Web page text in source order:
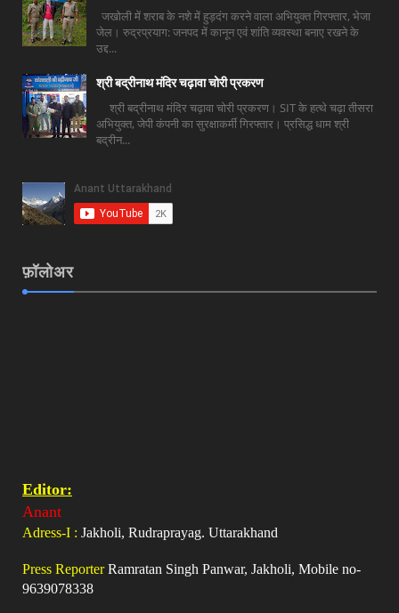
जखोली में शराब के नशे में हुड़दंग करने वाला अभियुक्त गिरफ्तार, भेजा
जेल। रुद्रप्रयाग: जनपद में कानून एवं शांति व्यवस्था बनाए रखने के
उद्द...
श्री बद्रीनाथ मंदिर चढ़ावा चोरी प्रकरण
श्री बद्रीनाथ मंदिर चढ़ावा चोरी प्रकरण। SIT के हत्थे चढ़ा तीसरा
अभियुक्त, जेपी कंपनी का सुरक्षाकर्मी गिरफ्तार। प्रसिद्ध धाम श्री
बद्रीन...
फ़ॉलोअर
Editor:
Anant
Adress-I : Jakholi, Rudraprayag. Uttarakhand
Press ReporterRamratan Singh Panwar, Jakholi, Mobile no-
9639078338